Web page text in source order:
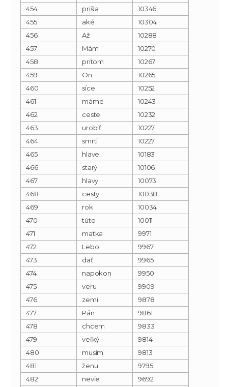
454
prišla
10346
455
aké
10304
456
Až
10288
457
Mám
10270
458
pritom
10267
459
On
10265
460
síce
10252
461
máme
10243
462
ceste
10232
463
urobiť
10227
464
smrti
10227
465
hlave
10183
466
starý
10106
467
hlavy
10073
468
cesty
10038
469
rok
10034
470
túto
10011
471
matka
9971
472
Lebo
9967
473
dať
9965
474
napokon
9950
475
veru
9909
476
zemi
9878
477
Pán
9861
478
chcem
9833
479
veľký
9814
480
musím
9813
481
ženu
9795
482
nevie
9692